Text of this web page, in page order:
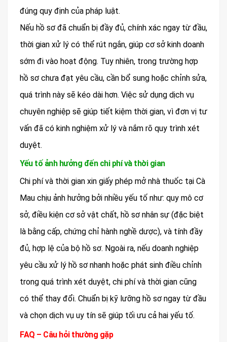
đúng quy định của pháp luật.
Nếu hồ sơ đã chuẩn bị đầy đủ, chính xác ngay từ đầu,
thời gian xử lý có thể rút ngắn, giúp cơ sở kinh doanh
sớm đi vào hoạt động. Tuy nhiên, trong trường hợp
hồ sơ chưa đạt yêu cầu, cần bổ sung hoặc chỉnh sửa,
quá trình này sẽ kéo dài hơn. Việc sử dụng dịch vụ
chuyên nghiệp sẽ giúp tiết kiệm thời gian, vì đơn vị tư
vấn đã có kinh nghiệm xử lý và nắm rõ quy trình xét
duyệt.
Yếu tố ảnh hưởng đến chi phí và thời gian
Chi phí và thời gian xin giấy phép mở nhà thuốc tại Cà
Mau chịu ảnh hưởng bởi nhiều yếu tố như: quy mô cơ
sở, điều kiện cơ sở vật chất, hồ sơ nhân sự (đặc biệt
là bằng cấp, chứng chỉ hành nghề dược), và tính đầy
đủ, hợp lệ của bộ hồ sơ. Ngoài ra, nếu doanh nghiệp
yêu cầu xử lý hồ sơ nhanh hoặc phát sinh điều chỉnh
trong quá trình xét duyệt, chi phí và thời gian cũng
có thể thay đổi. Chuẩn bị kỹ lưỡng hồ sơ ngay từ đầu
và chọn dịch vụ uy tín sẽ giúp tối ưu cả hai yếu tố.
FAQ – Câu hỏi thường gặp